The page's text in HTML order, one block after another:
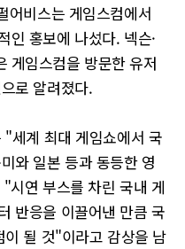
어비스는 게임스컴에서
인 홍보에 나섰다. 넥슨·
게임스컴을 방문한 유저
로 알려졌다.
세계 최대 게임쇼에서 국
와 일본 등과 동등한 영
시연 부스를 차린 국내 게
반응을 이끌어낸 만큼 국
될 것"이라고 감상을 남